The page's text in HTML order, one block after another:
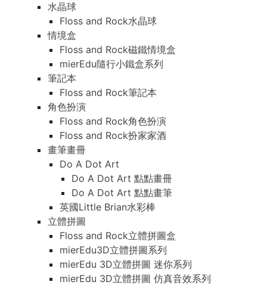
水晶球
Floss and Rock水晶球
情境盒
Floss and Rock磁鐵情境盒
mierEdu隨行小鐵盒系列
筆記本
Floss and Rock筆記本
角色扮演
Floss and Rock角色扮演
Floss and Rock扮家家酒
畫筆畫冊
Do A Dot Art
Do A Dot Art 點點畫冊
Do A Dot Art 點點畫筆
英國Little Brian水彩棒
立體拼圖
Floss and Rock立體拼圖盒
mierEdu3D立體拼圖系列
mierEdu 3D立體拼圖 迷你系列
mierEdu 3D立體拼圖 仿真音效系列